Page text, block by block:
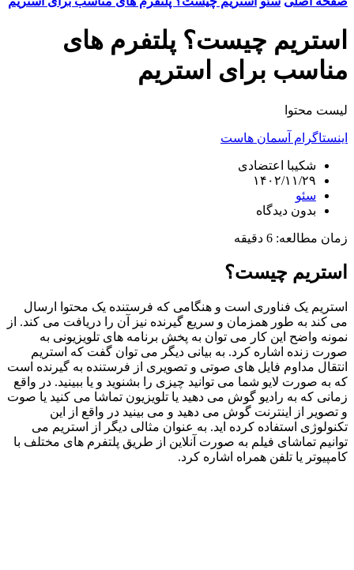
استریم چیست؟ پلتفرم های
مناسب برای استریم
لیست محتوا
اینستاگرام آسمان هاست
شکیبا اعتضادی
۱۴۰۲/۱۱/۲۹
سئو
بدون دیدگاه
زمان مطالعه: 6 دقیقه
استریم چیست؟
استریم یک فناوری است و هنگامی ‌که فرستنده یک محتوا ارسال
می ‌کند به ‌طور همزمان و سریع گیرنده نیز آن را دریافت می‌ کند. از
نمونه واضح این کار می ‌توان به پخش برنامه ‌های تلویزیونی به‌
صورت زنده اشاره کرد. به بیانی دیگر می ‌توان گفت که استریم
انتقال مداوم فایل ‌های صوتی و تصویری از فرستنده به گیرنده است
که به ‌صورت لایو شما می ‌توانید چیزی را بشنوید و یا ببینید. در واقع
زمانی ‌که به رادیو گوش می ‌دهید یا تلویزیون تماشا می‌ کنید یا صوت
و تصویر از اینترنت گوش می ‌دهید و می بینید در واقع از این
تکنولوژی استفاده کرده ‌اید. به ‌عنوان مثالی دیگر از استریم می
‌توانیم تماشای فیلم به ‌صورت آنلاین از طریق پلتفرم های مختلف با
کامپیوتر یا تلفن ‌همراه اشاره کرد.